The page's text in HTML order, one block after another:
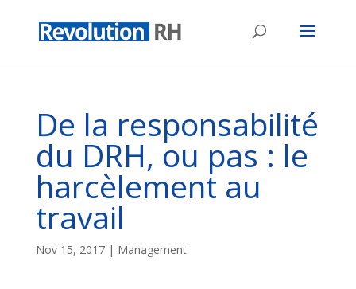
De la responsabilité
du DRH, ou pas : le
harcèlement au
travail
Nov 15, 2017| Management